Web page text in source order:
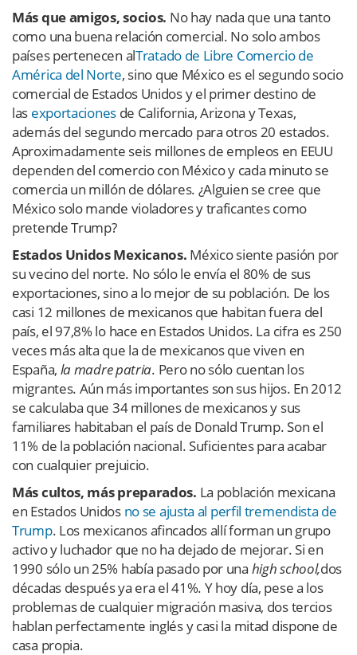
Más que amigos, socios. No hay nada que una tanto
como una buena relación comercial. No solo ambos
países pertenecen alTratado de Libre Comercio de
América del Norte, sino que México es el segundo socio
comercial de Estados Unidos y el primer destino de
las exportacionesde California, Arizona y Texas,
además del segundo mercado para otros 20 estados.
Aproximadamente seis millones de empleos en EEUU
dependen del comercio con México y cada minuto se
comercia un millón de dólares. ¿Alguien se cree que
México solo mande violadores y traficantes como
pretende Trump?
Estados Unidos Mexicanos. México siente pasión por
su vecino del norte. No sólo le envía el 80% de sus
exportaciones, sino a lo mejor de su población. De los
casi 12 millones de mexicanos que habitan fuera del
país, el 97,8% lo hace en Estados Unidos. La cifra es 250
veces más alta que la de mexicanos que viven en
España, la madre patria. Pero no sólo cuentan los
migrantes. Aún más importantes son sus hijos. En 2012
se calculaba que 34 millones de mexicanos y sus
familiares habitaban el país de Donald Trump. Son el
11% de la población nacional. Suficientes para acabar
con cualquier prejuicio.
Más cultos, más preparados. La población mexicana
en Estados Unidos no se ajusta al perfil tremendista de
Trump. Los mexicanos afincados allí forman un grupo
activo y luchador que no ha dejado de mejorar. Si en
1990 sólo un 25% había pasado por una high school,dos
décadas después ya era el 41%. Y hoy día, pese a los
problemas de cualquier migración masiva, dos tercios
hablan perfectamente inglés y casi la mitad dispone de
casa propia.